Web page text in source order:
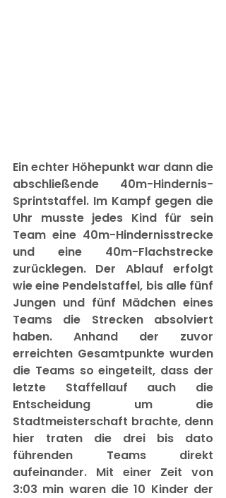
Ein echter Höhepunkt war dann die
abschließende 40m-Hindernis-
Sprintstaffel. Im Kampf gegen die
Uhr musste jedes Kind für sein
Team eine 40m-Hindernisstrecke
und eine 40m-Flachstrecke
zurücklegen. Der Ablauf erfolgt
wie eine Pendelstaffel, bis alle fünf
Jungen und fünf Mädchen eines
Teams die Strecken absolviert
haben. Anhand der zuvor
erreichten Gesamtpunkte wurden
die Teams so eingeteilt, dass der
letzte Staffellauf auch die
Entscheidung um die
Stadtmeisterschaft brachte, denn
hier traten die drei bis dato
führenden Teams direkt
aufeinander. Mit einer Zeit von
3:03 min waren die 10 Kinder der